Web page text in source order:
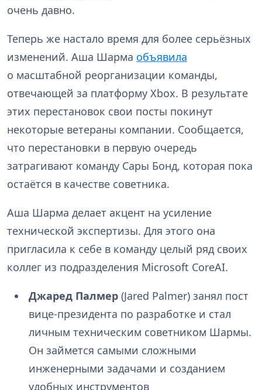
очень давно.
Теперь же настало время для более серьёзных
изменений. Аша Шарма объявила
о масштабной реорганизации команды,
отвечающей за платформу Xbox. В результате
этих перестановок свои посты покинут
некоторые ветераны компании. Сообщается,
что перестановки в первую очередь
затрагивают команду Сары Бонд, которая пока
остаётся в качестве советника.
Аша Шарма делает акцент на усиление
технической экспертизы. Для этого она
пригласила к себе в команду целый ряд своих
коллег из подразделения Microsoft CoreAI.
Джаред Палмер(Jared Palmer) занял пост
вице-президента по разработке и стал
личным техническим советником Шармы.
Он займется самыми сложными
инженерными задачами и созданием
удобных инструментов